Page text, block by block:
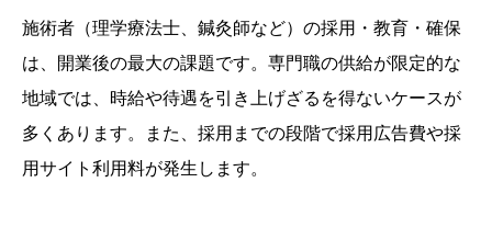
施術者（理学療法士、鍼灸師など）の採用・教育・確保
は、開業後の最大の課題です。専門職の供給が限定的な
地域では、時給や待遇を引き上げざるを得ないケースが
多くあります。また、採用までの段階で採用広告費や採
用サイト利用料が発生します。